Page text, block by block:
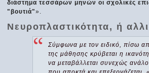
διάστημα τεσσάρων μηνών οι σχολικές
"βουτιά"».
Νευροπλαστικότητα, ή
Σύμφωνα με τον ειδικό, πίσω
της μάθησης κρύβεται η
να μεταβάλλεται συνεχώς